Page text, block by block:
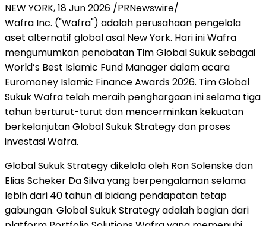
NEW YORK,18 Jun 2026 /PRNewswire/
Wafra Inc. ("Wafra") adalah perusahaan pengelola
aset alternatif global asal New York. Hari ini Wafra
mengumumkan penobatan Tim Global Sukuk sebagai
World’s Best Islamic Fund Manager dalam acara
Euromoney Islamic Finance Awards 2026. Tim Global
Sukuk Wafra telah meraih penghargaan ini selama tiga
tahun berturut-turut dan mencerminkan kekuatan
berkelanjutan Global Sukuk Strategy dan proses
investasi Wafra.
Global Sukuk Strategy dikelola oleh Ron Solenske dan
Elias Scheker Da Silva yang berpengalaman selama
lebih dari 40 tahun di bidang pendapatan tetap
gabungan. Global Sukuk Strategy adalah bagian dari